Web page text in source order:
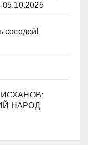
05.10.2025
соседей!
НАРОД